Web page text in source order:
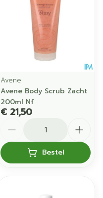
Avene
Avene Body Scrub Zacht
200ml Nf
€ 21,50
Bestel